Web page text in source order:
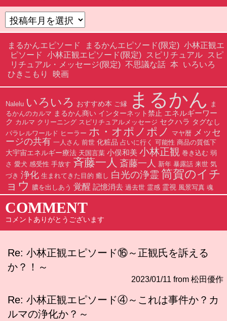
まるかんエピソード まるかんエピソード(限定) 小林正観エ
ピソード
小林正観エピソード(限定) スピリチュアル
スピ
リチュアル・メッセージ(限定) 不思議な話 本
いろいろ
ひきこもり
映画
Nalelu いろいろ おすすめ本 ご縁 まるかん
ま
るかんのカルマ まるかん商い インターネット禁止 エネルギーワー
ク カルマ クリーニング スピリチュアルメッセージ セクハラ タグなし
パラレルワールド ヒーラー ホ・オポノポノ マヤ暦 メッセ
ージの共有 一人さん 前世 化粧品 占いに行く 可能性 商品の質低下
大宇宙エネルギー療法 天国言葉 小俣和美 小林正観 巻き込む 弱
さ 愛犬 感受性 手放す 斉藤一人 斎藤一人 新年 暴露話 来世 気
づき 浄化 生まれてきた目的 癒し 白光の浄霊 筒賀のイチ
ョウ 膿を出しあう 覚醒 記憶消去 過去世 霊感 霊視 風景写真 魂
COMMENT
コメントありがとうございます
Re: 小林正観エピソード⑯～正観氏を訴える
か？！～
2023/01/11 from 松田優作
Re: 小林正観エピソード④～これは事件か？カ
ルマの浄化か？～